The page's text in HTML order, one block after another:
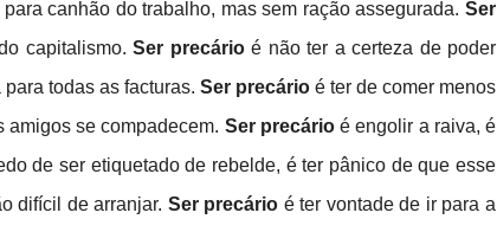
canhão do trabalho, mas sem ração assegurada.Ser
capitalismo.Ser precárioé não ter a certeza de poder
todas as facturas. Ser precárioé ter de comer menos
se compadecem. Ser precárioé engolir a raiva, é
de ser etiquetado de rebelde, é ter pânico de que esse
difícil de arranjar. Ser precário é ter vontade de ir para a